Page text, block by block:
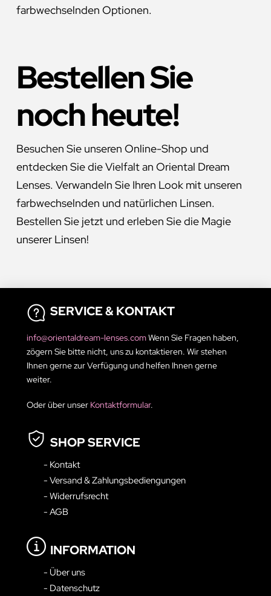
farbwechselnden Optionen.
Bestellen Sie
noch heute!
Besuchen Sie unseren Online-Shop und
entdecken Sie die Vielfalt an Oriental Dream
Lenses. Verwandeln Sie Ihren Look mit unseren
farbwechselnden und natürlichen Linsen.
Bestellen Sie jetzt und erleben Sie die Magie
unserer Linsen!
SERVICE & KONTAKT
info@orientaldream-lenses.comWenn Sie Fragen haben,
zögern Sie bitte nicht, uns zu kontaktieren. Wir stehen
Ihnen gerne zur Verfügung und helfen Ihnen gerne
weiter.
Oder über unser Kontaktformular.
SHOP SERVICE
- Kontakt
- Versand & Zahlungsbediengungen
- Widerrufsrecht
- AGB
INFORMATION
- Über uns
- Datenschutz